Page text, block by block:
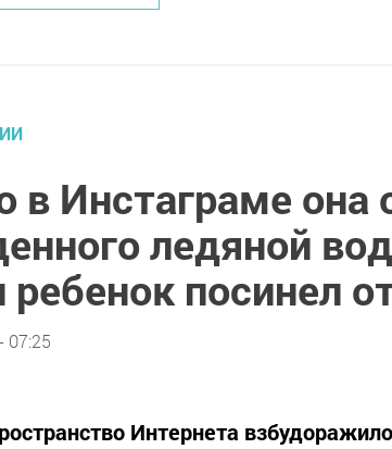
в Инстаграме она
ледяной
ребенок посинел
07:25
Интернета